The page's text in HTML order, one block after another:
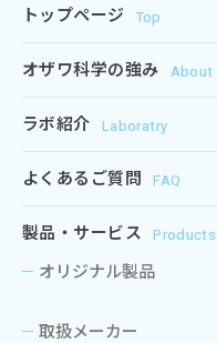
Top
トップページ
About
オザワ科学の強み
Laboratry
ラボ紹介
FAQ
よくあるご質問
Products
製品・サービス
オリジナル製品
取扱メーカー